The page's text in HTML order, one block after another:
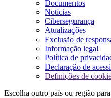
Documentos
Notícias
Cibersegurança
Atualizações
Exclusão de
Informação legal
Política de
Declaração de
Definições de
Escolha outro país ou região